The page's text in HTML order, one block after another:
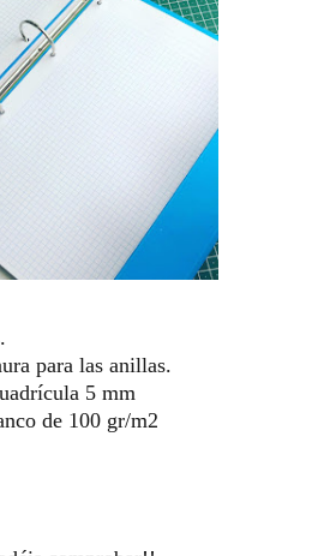
para las anillas.
5 mm
de 100 gr/m2